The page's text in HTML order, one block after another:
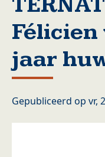
jaar
Gepubliceerd op vr,